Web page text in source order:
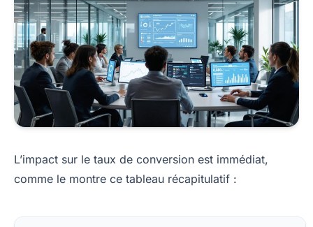
L’impact sur le taux de conversion est immédiat,
comme le montre ce tableau récapitulatif :